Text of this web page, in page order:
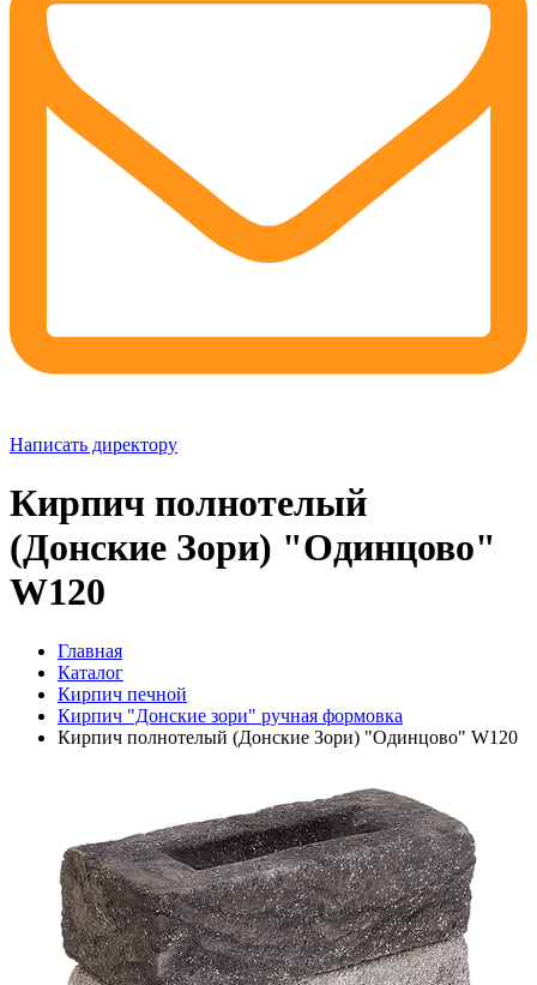
Написать директору
Кирпич полнотелый
(Донские Зори) "Одинцово"
W120
Главная
Каталог
Кирпич печной
Кирпич "Донские зори" ручная формовка
Кирпич полнотелый (Донские Зори) "Одинцово" W120